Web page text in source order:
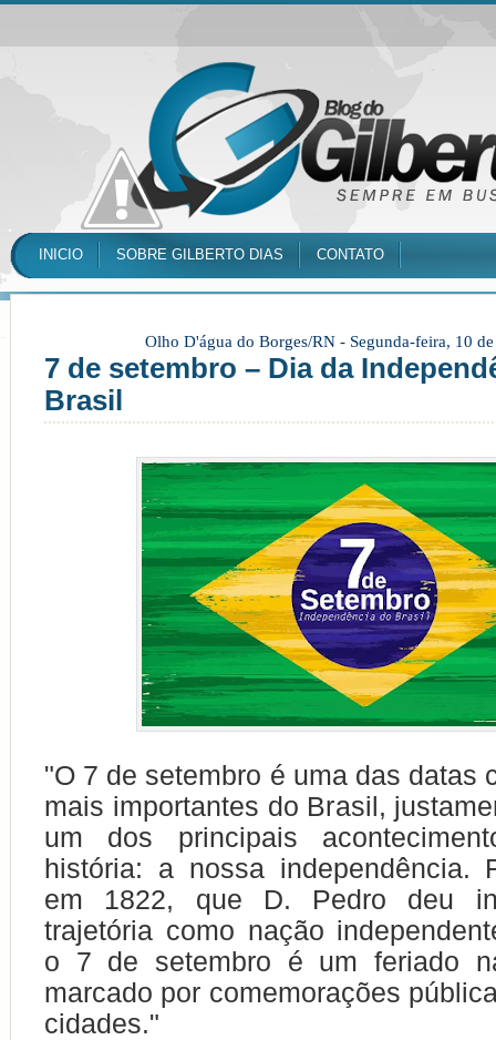
INICIO SOBRE GILBERTO DIAS CONTATO
Olho D'água do Borges/RN - Segunda-feira, 10
7 de setembro – Dia da
Brasil
"O 7 de setembro é uma das datas
mais importantes do Brasil,
um dos principais
história: a nossa independência.
em 1822, que D. Pedro deu
trajetória como nação
o 7 de setembro é um feriado
marcado por comemorações
cidades."